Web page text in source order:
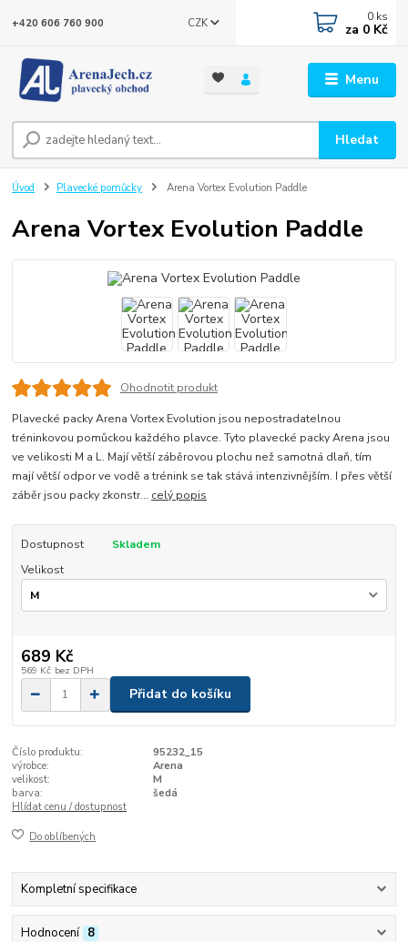
Menu
CZK
Hledat
+420 606 760 900 0 ks
za 0 Kč
Úvod Plavecké pomůcky Arena Vortex Evolution Paddle
Arena Vortex Evolution Paddle
Ohodnotit produkt
Plavecké packy Arena Vortex Evolution jsou nepostradatelnou
tréninkovou pomůckou každého plavce. Tyto plavecké packy Arena jsou
ve velikosti M a L. Mají větší záběrovou plochu než samotná dlaň, tím
mají větší odpor ve vodě a trénink se tak stává intenzivnějším. I přes větší
záběr jsou packy zkonstr... celý popis
Dostupnost
Skladem
Velikost
689 Kč
569 Kč bez DPH
Přidat do košíku
Číslo produktu:
95232_15
výrobce:
Arena
velikost:
M
barva:
šedá
Hlídat cenu / dostupnost
Do oblíbených
Kompletní specifikace
Hodnocení 8